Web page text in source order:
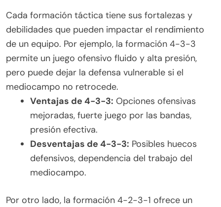
Cada formación táctica tiene sus fortalezas y
debilidades que pueden impactar el rendimiento
de un equipo. Por ejemplo, la formación 4-3-3
permite un juego ofensivo fluido y alta presión,
pero puede dejar la defensa vulnerable si el
mediocampo no retrocede.
Ventajas de 4-3-3: Opciones ofensivas
mejoradas, fuerte juego por las bandas,
presión efectiva.
Desventajas de 4-3-3: Posibles huecos
defensivos, dependencia del trabajo del
mediocampo.
Por otro lado, la formación 4-2-3-1 ofrece un